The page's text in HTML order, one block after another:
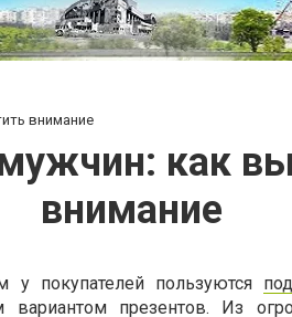
внимание
как
внимание
покупателей пользуются
презентов. Из